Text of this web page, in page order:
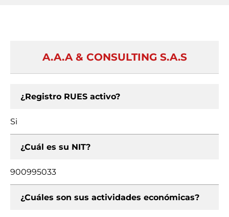
A.A.A & CONSULTING S.A.S
¿Registro RUES activo?
Si
¿Cuál es su NIT?
900995033
¿Cuáles son sus actividades económicas?